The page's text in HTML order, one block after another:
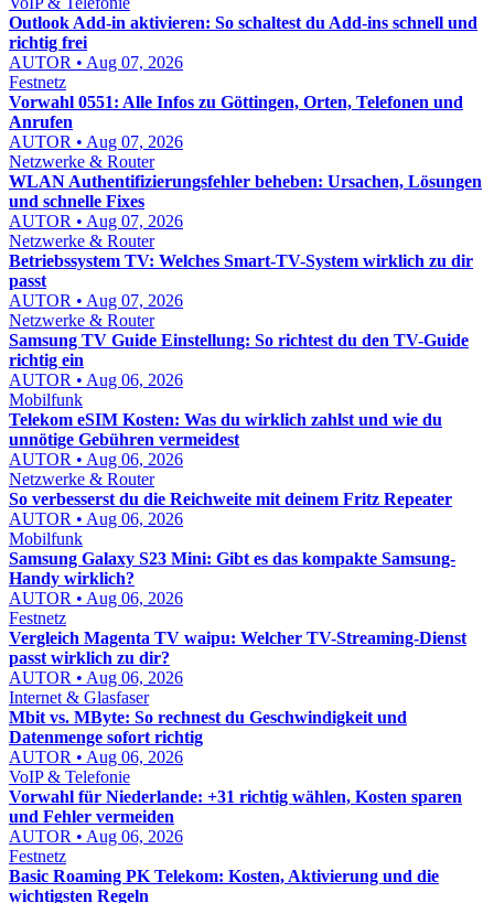
Outlook Add-in aktivieren: So schaltest du Add-ins schnell und
richtig frei
AUTOR • Aug 07, 2026
Festnetz
Vorwahl 0551: Alle Infos zu Göttingen, Orten, Telefonen und
Anrufen
AUTOR • Aug 07, 2026
Netzwerke & Router
WLAN Authentifizierungsfehler beheben: Ursachen, Lösungen
und schnelle Fixes
AUTOR • Aug 07, 2026
Netzwerke & Router
Betriebssystem TV: Welches Smart-TV-System wirklich zu dir
passt
AUTOR • Aug 07, 2026
Netzwerke & Router
Samsung TV Guide Einstellung: So richtest du den TV-Guide
richtig ein
AUTOR • Aug 06, 2026
Mobilfunk
Telekom eSIM Kosten: Was du wirklich zahlst und wie du
unnötige Gebühren vermeidest
AUTOR • Aug 06, 2026
Netzwerke & Router
So verbesserst du die Reichweite mit deinem Fritz Repeater
AUTOR • Aug 06, 2026
Mobilfunk
Samsung Galaxy S23 Mini: Gibt es das kompakte Samsung-
Handy wirklich?
AUTOR • Aug 06, 2026
Festnetz
Vergleich Magenta TV waipu: Welcher TV-Streaming-Dienst
passt wirklich zu dir?
AUTOR • Aug 06, 2026
Internet & Glasfaser
Mbit vs. MByte: So rechnest du Geschwindigkeit und
Datenmenge sofort richtig
AUTOR • Aug 06, 2026
VoIP & Telefonie
Vorwahl für Niederlande: +31 richtig wählen, Kosten sparen
und Fehler vermeiden
AUTOR • Aug 06, 2026
Festnetz
Basic Roaming PK Telekom: Kosten, Aktivierung und die
wichtigsten Regeln